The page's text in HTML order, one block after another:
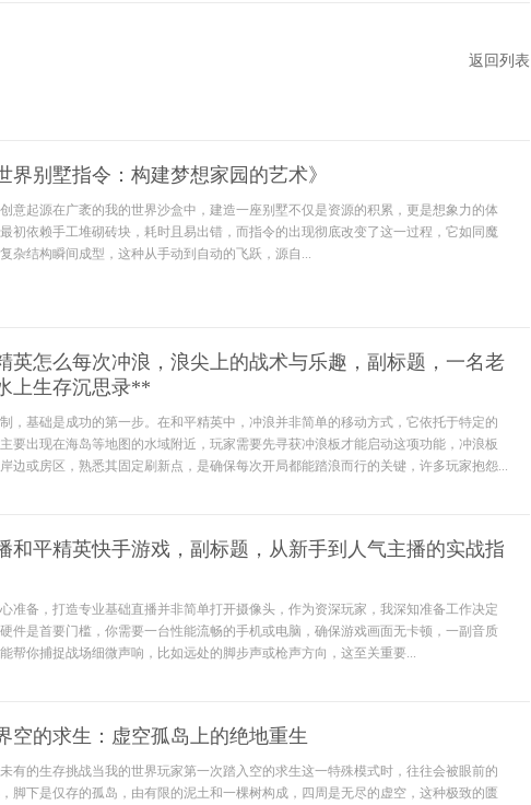
返回列表
界别墅指令：构建梦想家园的艺术》
意起源在广袤的我的世界沙盒中，建造一座别墅不仅是资源的积累，更是想象力的体
初依赖手工堆砌砖块，耗时且易出错，而指令的出现彻底改变了这一过程，它如同魔
杂结构瞬间成型，这种从手动到自动的飞跃，源自...
英怎么每次冲浪，浪尖上的战术与乐趣，副标题，一名老
上生存沉思录**
，基础是成功的第一步。在和平精英中，冲浪并非简单的移动方式，它依托于特定的
要出现在海岛等地图的水域附近，玩家需要先寻获冲浪板才能启动这项功能，冲浪板
边或房区，熟悉其固定刷新点，是确保每次开局都能踏浪而行的关键，许多玩家抱怨...
和平精英快手游戏，副标题，从新手到人气主播的实战指
准备，打造专业基础直播并非简单打开摄像头，作为资深玩家，我深知准备工作决定
件是首要门槛，你需要一台性能流畅的手机或电脑，确保游戏画面无卡顿，一副音质
帮你捕捉战场细微声响，比如远处的脚步声或枪声方向，这至关重要...
空的求生：虚空孤岛上的绝地重生
有的生存挑战当我的世界玩家第一次踏入空的求生这一特殊模式时，往往会被眼前的
脚下是仅存的孤岛，由有限的泥土和一棵树构成，四周是无尽的虚空，这种极致的匮